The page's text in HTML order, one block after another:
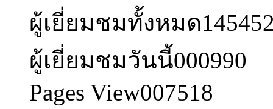
ผู้เยี่ยมชมทั้งหมด
ผู้เยี่ยมชมวันนี้000990
Pages View007518